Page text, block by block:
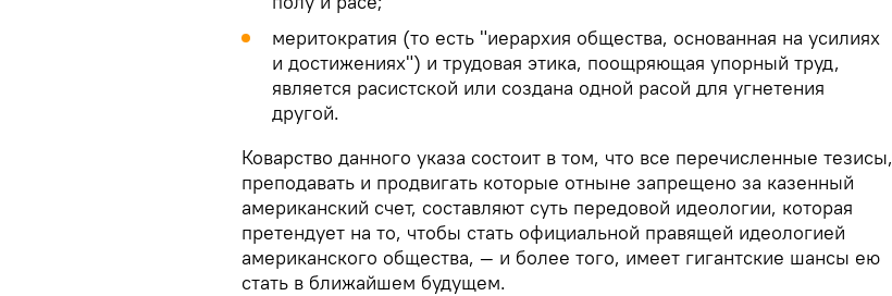
меритократия (то есть "иерархия общества, основанная на усилиях
и достижениях") и трудовая этика, поощряющая упорный труд,
является расистской или создана одной расой для угнетения
другой.
Коварство данного указа состоит в том, что все перечисленные тезисы,
преподавать и продвигать которые отныне запрещено за казенный
американский счет, составляют суть передовой идеологии, которая
претендует на то, чтобы стать официальной правящей идеологией
американского общества, — и более того, имеет гигантские шансы ею
стать в ближайшем будущем.